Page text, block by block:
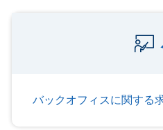
バックオフィスに関する